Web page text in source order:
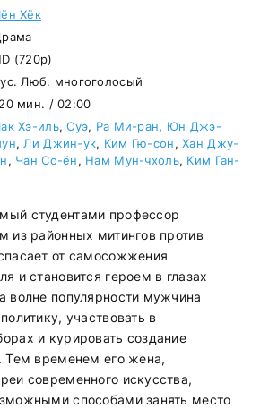
Хёк
(720p)
Люб. многоголосый
мин. / 02:00
Хэ-иль,Суэ, Ра Ми-ран, Юн Джэ-
, Ли Джин-ук, Ким Гю-сон,Хан Джу-
, Чан Со-ён, Нам Мун-чхоль, Ким Ган-
студентами профессор
из районных митингов против
от самосожжения
и становится героем в глазах
волне популярности мужчина
участвовать в
и курировать создание
Тем временем его жена,
современного искусства,
способами занять место